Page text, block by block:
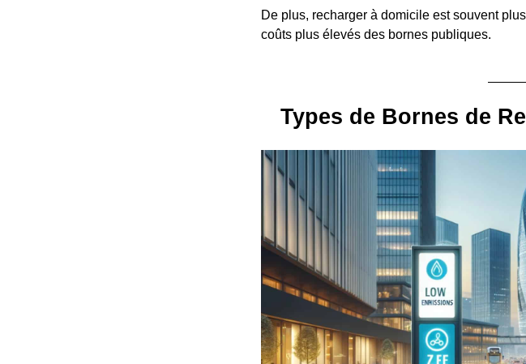
De plus, recharger à domicile est souvent
coûts plus élevés des bornes publiques.
Types de Bornes de